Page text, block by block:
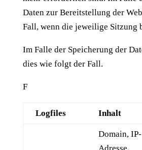
Daten zur Bereitstellung der
Fall, wenn die jeweilige Sitzung
Im Falle der Speicherung der
dies wie folgt der Fall.
F
Logfiles Inhalt
Domain, IP-